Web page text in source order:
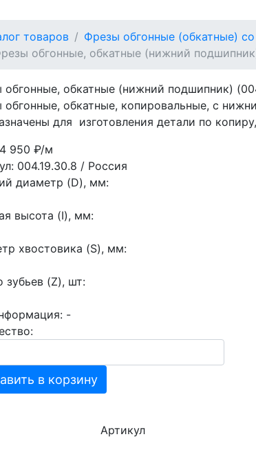
товаров
Фрезы обгонные (обкатные)
обгонные, обкатные (нижний
обгонные, обкатные (нижний подшипник)
обгонные, обкатные, копировальные, с
для изготовления детали по
950 ₽/м
004.19.30.8 / Россия
диаметр (D), мм:
высота (I), мм:
хвостовика (S), мм:
зубьев (Z), шт:
-
в корзину
Артикул